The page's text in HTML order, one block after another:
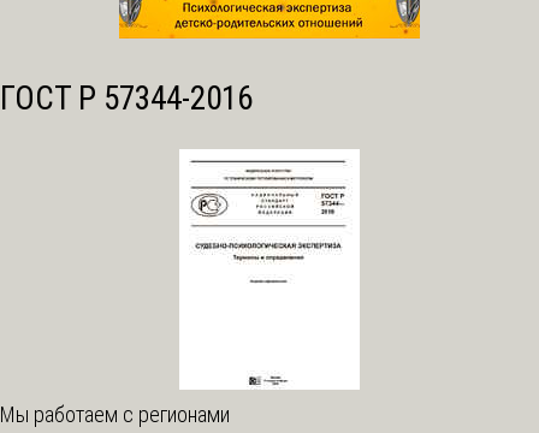
ГОСТ Р 57344-2016
Мы работаем с регионами